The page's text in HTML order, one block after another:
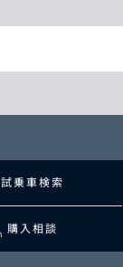
試乗車検索
購入相談